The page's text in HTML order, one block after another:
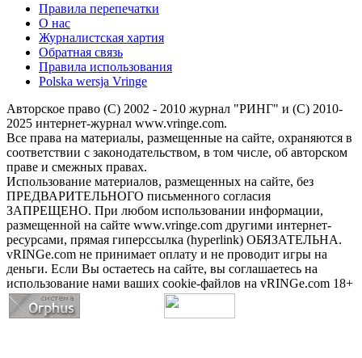
Правила перепечатки
О нас
Журналистская хартия
Обратная связь
Правила использования
Polska wersja Vringe
Авторское право (С) 2002 - 2010 журнал "РИНГ" и (С) 2010-
2025 интернет-журнал www.vringe.com.
Все права на материалы, размещенные на сайте, охраняются в
соответствии с законодательством, в том числе, об авторском
праве и смежных правах.
Использование материалов, размещенных на сайте, без
ПРЕДВАРИТЕЛЬНОГО письменного согласия
ЗАПРЕЩЕНО. При любом использовании информации,
размещенной на сайте www.vringe.com другими интернет-
ресурсами, прямая гиперссылка (hyperlink) ОБЯЗАТЕЛЬНА.
vRINGe.com не принимает оплату и не проводит игры на
деньги. Если Вы остаетесь на сайте, вы соглашаетесь на
использование нами ваших cookie-файлов на vRINGe.com 18+